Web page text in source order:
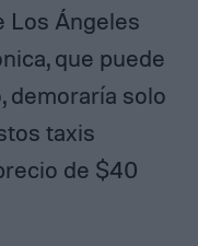
Los Ángeles
que puede
demoraría solo
taxis
de $40